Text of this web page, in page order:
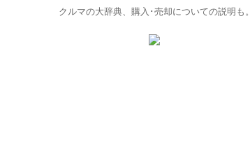
クルマの大辞典、購入･売却についての説明も。